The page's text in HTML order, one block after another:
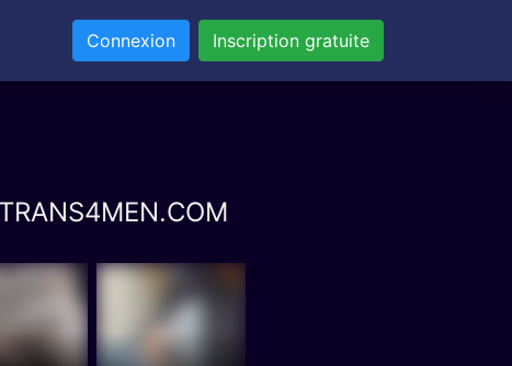
Connexion Inscription gratuite